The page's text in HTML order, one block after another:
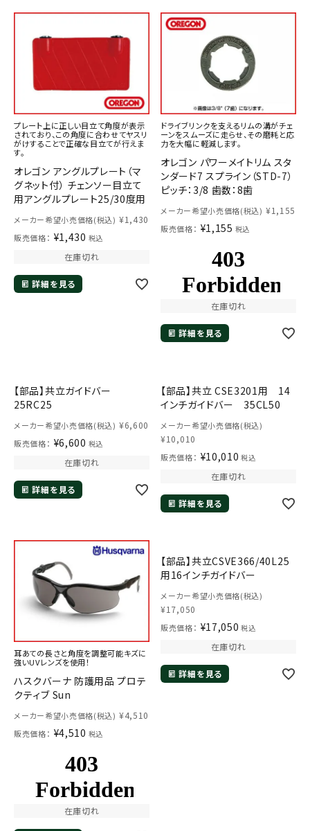
プレート上に正しい目立て角度が表示
されており、この角度に合わせてヤスリ
がけすることで正確な目立てが行えま
す。
オレゴン アングルプレート（マ
グネット付） チェンソー目立て
用アングルプレート25/30度用
メーカー希望小売価格(税込) ¥1,430
販売価格： ¥1,430 税込
在庫切れ
詳細を見る
ドライブリンクを支えるリムの溝がチェ
ーンをスムーズに走らせ、その磨耗と応
力を大幅に軽減します。
オレゴン パワーメイトリム スタ
ンダード7 スプライン（STD-7）
ピッチ：3/8 歯数：8歯
メーカー希望小売価格(税込) ¥1,155
販売価格： ¥1,155 税込
在庫切れ
詳細を見る
【部品】共立ガイドバー
25RC25
メーカー希望小売価格(税込) ¥6,600
販売価格： ¥6,600 税込
在庫切れ
詳細を見る
【部品】共立 CSE3201用 14
インチガイドバー 35CL50
メーカー希望小売価格(税込)
¥10,010
販売価格： ¥10,010 税込
在庫切れ
詳細を見る
耳あての長さと角度を調整可能キズに
強いUVレンズを使用！
ハスクバーナ 防護用品 プロテ
クティブ Sun
メーカー希望小売価格(税込) ¥4,510
販売価格： ¥4,510 税込
在庫切れ
【部品】共立CSVE366/40L25
用16インチガイドバー
メーカー希望小売価格(税込)
¥17,050
販売価格： ¥17,050 税込
在庫切れ
詳細を見る